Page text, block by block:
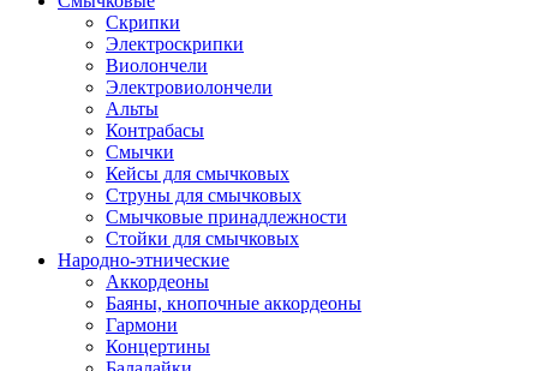
Скрипки
Электроскрипки
Виолончели
Электровиолончели
Альты
Контрабасы
Смычки
Кейсы для смычковых
Струны для смычковых
Смычковые принадлежности
Стойки для смычковых
Народно-этнические
Аккордеоны
Баяны, кнопочные аккордеоны
Гармони
Концертины